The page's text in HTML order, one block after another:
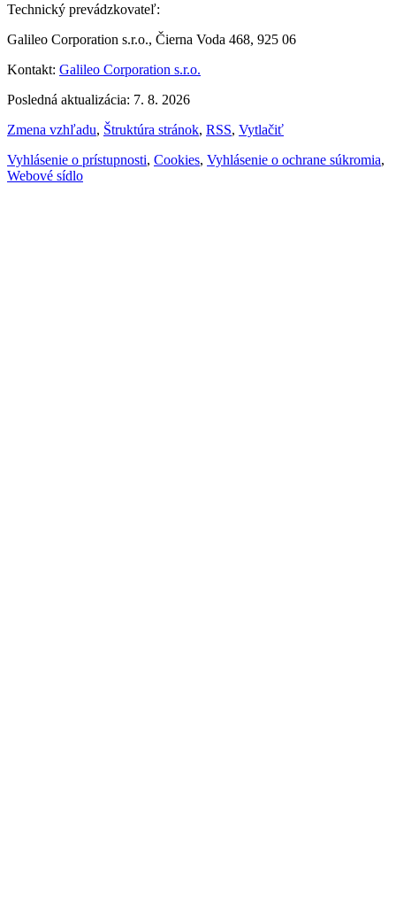
Technický prevádzkovateľ:
Galileo Corporation s.r.o., Čierna Voda 468, 925 06
Kontakt: Galileo Corporation s.r.o.
Posledná aktualizácia: 7. 8. 2026
Zmena vzhľadu, Štruktúra stránok, RSS, Vytlačiť
Vyhlásenie o prístupnosti, Cookies, Vyhlásenie o ochrane súkromia,
Webové sídlo